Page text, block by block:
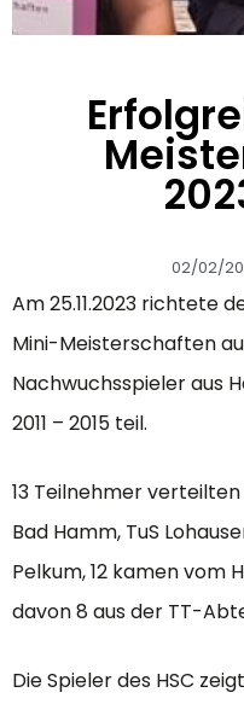
02/02/
Am 25.11.2023 richtete
Mini-Meisterschaften
Nachwuchsspieler aus
2011 – 2015 teil.
13 Teilnehmer
Bad Hamm, TuS
Pelkum, 12 kamen vom
davon 8 aus der TT-
Die Spieler des HSC